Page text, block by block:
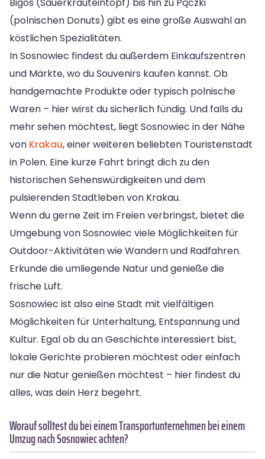
(polnischen Donuts) gibt es eine große Auswahl an
köstlichen Spezialitäten.
In Sosnowiec findest du außerdem Einkaufszentren
und Märkte, wo du Souvenirs kaufen kannst. Ob
handgemachte Produkte oder typisch polnische
Waren – hier wirst du sicherlich fündig. Und falls du
mehr sehen möchtest, liegt Sosnowiec in der Nähe
von Krakau, einer weiteren beliebten Touristenstadt
in Polen. Eine kurze Fahrt bringt dich zu den
historischen Sehenswürdigkeiten und dem
pulsierenden Stadtleben von Krakau.
Wenn du gerne Zeit im Freien verbringst, bietet die
Umgebung von Sosnowiec viele Möglichkeiten für
Outdoor-Aktivitäten wie Wandern und Radfahren.
Erkunde die umliegende Natur und genieße die
frische Luft.
Sosnowiec ist also eine Stadt mit vielfältigen
Möglichkeiten für Unterhaltung, Entspannung und
Kultur. Egal ob du an Geschichte interessiert bist,
lokale Gerichte probieren möchtest oder einfach
nur die Natur genießen möchtest – hier findest du
alles, was dein Herz begehrt.
Worauf solltest du bei einem Transportunternehmen bei einem
Umzug nach Sosnowiec achten?